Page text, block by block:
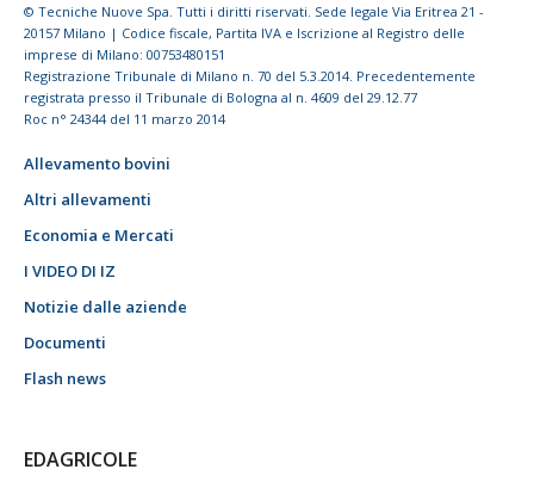
© Tecniche Nuove Spa. Tutti i diritti riservati. Sede legale Via Eritrea 21 -
20157 Milano | Codice fiscale, Partita IVA e Iscrizione al Registro delle
imprese di Milano: 00753480151
Registrazione Tribunale di Milano n. 70 del 5.3.2014. Precedentemente
registrata presso il Tribunale di Bologna al n. 4609 del 29.12.77
Roc n° 24344 del 11 marzo 2014
Allevamento bovini
Altri allevamenti
Economia e Mercati
I VIDEO DI IZ
Notizie dalle aziende
Documenti
Flash news
EDAGRICOLE